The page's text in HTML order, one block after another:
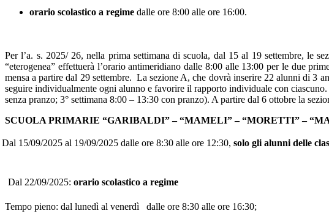
orario scolastico a regime dalle ore 8:00 alle ore 16:00.
Per l’a. s. 2025/ 26, nella prima settimana di scuola, dal 15 al 19 settembre, le
“eterogenea” effettuerà l’orario antimeridiano dalle 8:00 alle 13:00 per le due
mensa a partire dal 29 settembre. La sezione A, che dovrà inserire 22 alunni di 3
seguire individualmente ogni alunno e favorire il rapporto individuale con
senza pranzo; 3° settimana 8:00 – 13:30 con pranzo). A partire dal 6 ottobre la
SCUOLA PRIMARIE “GARIBALDI” – “MAMELI” – “MORETTI” –
Dal 15/09/2025 al 19/09/2025 dalle ore 8:30 alle ore 12:30, solo gli alunni delle
Dal 22/09/2025: orario scolastico a regime
pieno: dal lunedì al venerdì dalle ore 8:30 alle ore 16:30;